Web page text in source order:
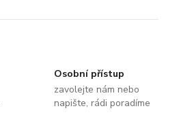
Osobní přístup
zavolejte nám nebo
napište, rádi poradíme